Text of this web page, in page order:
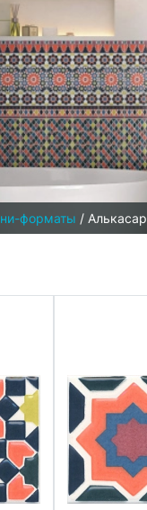
форматы / Алькасар